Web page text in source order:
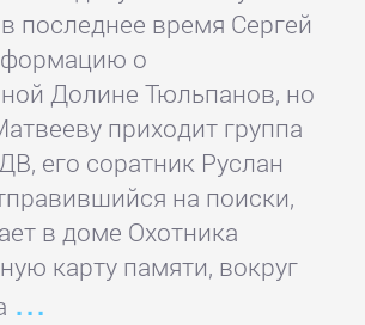
последнее время Сергей
о
Долине Тюльпанов, но
приходит группа
его соратник Руслан
на поиски,
в доме Охотника
карту памяти, вокруг